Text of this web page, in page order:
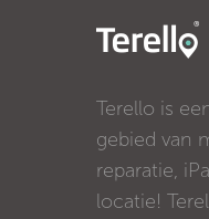
Terello is
gebied van
reparatie,
locatie!